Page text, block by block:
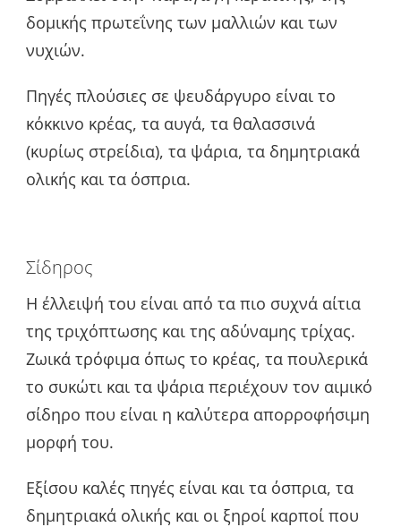
δομικής πρωτεΐνης των μαλλιών και των
νυχιών.
Πηγές πλούσιες σε ψευδάργυρο είναι το
κόκκινο κρέας, τα αυγά, τα θαλασσινά
(κυρίως στρείδια), τα ψάρια, τα δημητριακά
ολικής και τα όσπρια.
Σίδηρος
Η έλλειψή του είναι από τα πιο συχνά αίτια
της τριχόπτωσης και της αδύναμης τρίχας.
Ζωικά τρόφιμα όπως το κρέας, τα πουλερικά
το συκώτι και τα ψάρια περιέχουν τον αιμικό
σίδηρο που είναι η καλύτερα απορροφήσιμη
μορφή του.
Εξίσου καλές πηγές είναι και τα όσπρια, τα
δημητριακά ολικής και οι ξηροί καρποί που